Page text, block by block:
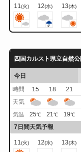
11(火) 12(水) 13(木)
四国カルスト県立自然
今日
時間
15 18 21
天気
気温 25℃ 21℃ 19℃
7日間天気予報
11(火) 12(水) 13(木)